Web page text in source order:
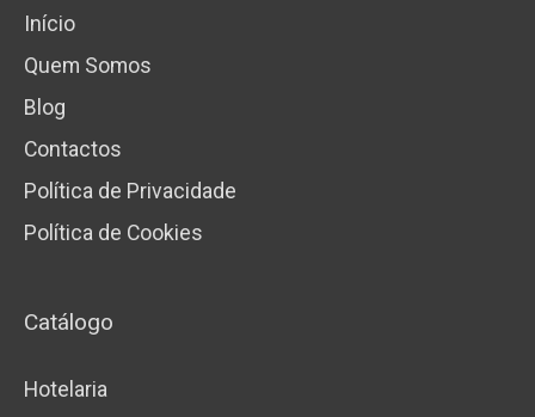
Início
Quem Somos
Blog
Contactos
Política de Privacidade
Política de Cookies
Catálogo
Hotelaria